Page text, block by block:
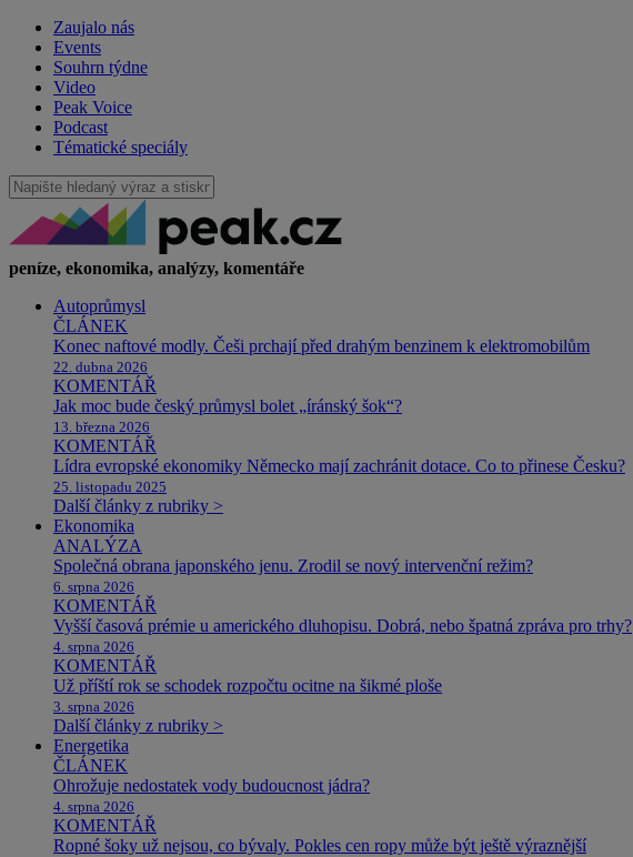
Zaujalo nás
Events
Souhrn týdne
Video
Peak Voice
Podcast
Tématické speciály
peníze, ekonomika, analýzy, komentáře
Autoprůmysl
ČLÁNEK
Konec naftové modly. Češi prchají před drahým benzinem k elektromobilům
22. dubna 2026
KOMENTÁŘ
Jak moc bude český průmysl bolet „íránský šok“?
13. března 2026
KOMENTÁŘ
Lídra evropské ekonomiky Německo mají zachránit dotace. Co to přinese Česku?
25. listopadu 2025
Další články z rubriky >
Ekonomika
ANALÝZA
Společná obrana japonského jenu. Zrodil se nový intervenční režim?
6. srpna 2026
KOMENTÁŘ
Vyšší časová prémie u amerického dluhopisu. Dobrá, nebo špatná zpráva pro trhy?
4. srpna 2026
KOMENTÁŘ
Už příští rok se schodek rozpočtu ocitne na šikmé ploše
3. srpna 2026
Další články z rubriky >
Energetika
ČLÁNEK
Ohrožuje nedostatek vody budoucnost jádra?
4. srpna 2026
KOMENTÁŘ
Ropné šoky už nejsou, co bývaly. Pokles cen ropy může být ještě výraznější